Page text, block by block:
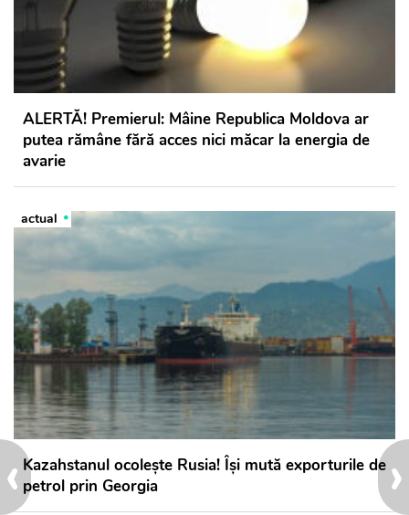
›
‹
ALERTĂ! Premierul: Mâine Republica Moldova ar
putea rămâne fără acces nici măcar la energia de
avarie
actual
Kazahstanul ocolește Rusia! Își mută exporturile de
petrol prin Georgia